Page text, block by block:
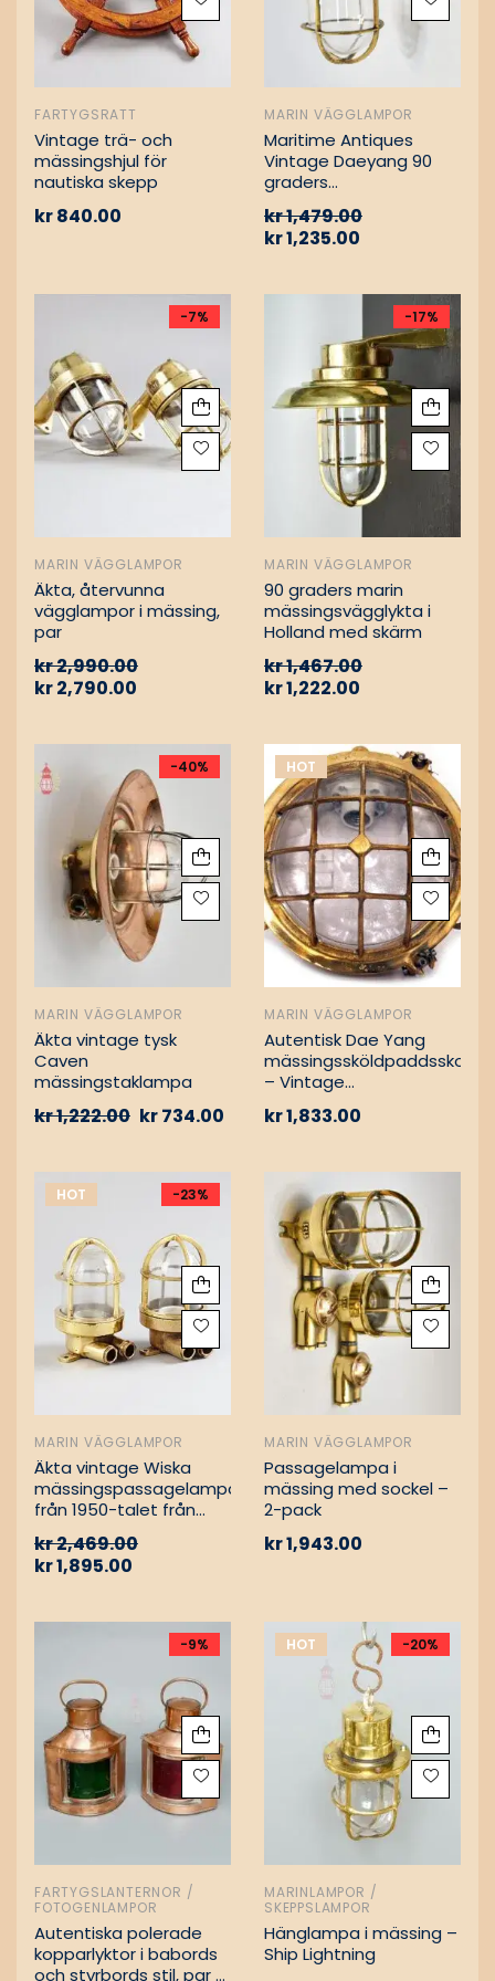
FARTYGSRATT
Vintage trä- och
mässingshjul för
nautiska skepp
kr840.00
MARIN VÄGGLAMPOR
Maritime Antiques
Vintage Daeyang 90
graders
kr1,479.00
kr1,235.00
-7%
MARIN VÄGGLAMPOR
Äkta, återvunna
vägglampor i mässing,
par
kr2,990.00
kr2,790.00
-17%
MARIN VÄGGLAMPOR
90 graders marin
mässingsvägglykta i
Holland med skärm
kr1,467.00
kr1,222.00
-40%
MARIN VÄGGLAMPOR
Äkta vintage tysk
Caven
mässingstaklampa
kr1,222.00 kr734.00
HOT
MARIN VÄGGLAMPOR
Autentisk Dae Yang
– Vintage
kr1,833.00
HOT -23%
MARIN VÄGGLAMPOR
Äkta vintage Wiska
mässingspassagelampa
från 1950-talet från
kr2,469.00
kr1,895.00
MARIN VÄGGLAMPOR
Passagelampa i
mässing med sockel –
2-pack
kr1,943.00
-9%
FARTYGSLANTERNOR /
FOTOGENLAMPOR
Autentiska polerade
kopparlyktor i babords
och styrbords stil, par –
HOT -20%
MARINLAMPOR /
SKEPPSLAMPOR
Hänglampa i mässing –
Ship Lightning